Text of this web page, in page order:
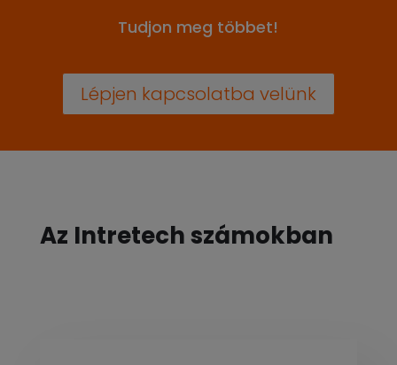
Tudjon meg többet!
Lépjen kapcsolatba velünk
Az Intretech számokban